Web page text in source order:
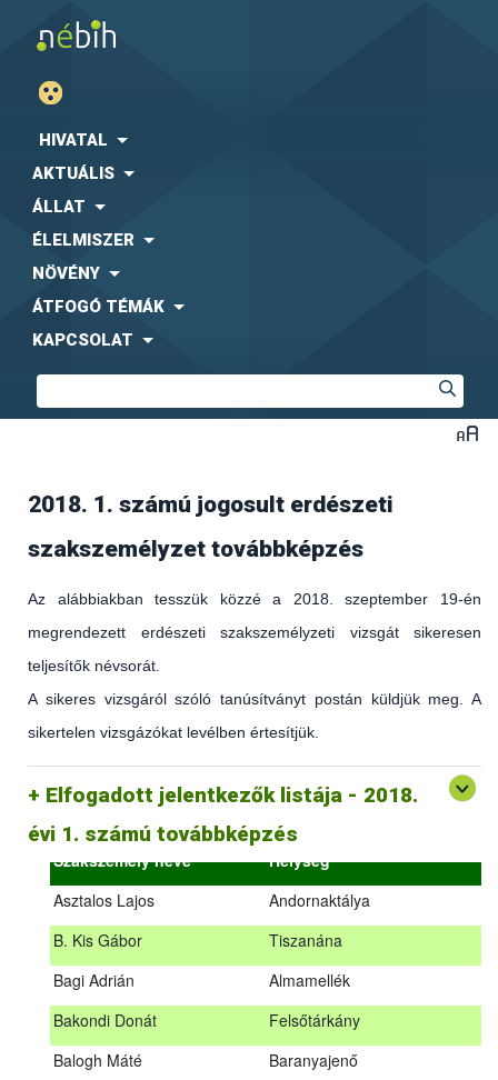
HIVATAL
AKTUÁLIS
ÁLLAT
ÉLELMISZER
NÖVÉNY
ÁTFOGÓ TÉMÁK
KAPCSOLAT
2018. 1. számú jogosult erdészeti
szakszemélyzet továbbképzés
Az alábbiakban tesszük közzé a 2018. szeptember 19-én
megrendezett erdészeti szakszemélyzeti vizsgát sikeresen
teljesítők névsorát.
A sikeres vizsgáról szóló tanúsítványt postán küldjük meg. A
sikertelen vizsgázókat levélben értesítjük.
Elfogadott jelentkezők listája - 2018.
évi 1. számú továbbképzés
(az erdőgazdálkodást és az erdészeti szakirányítást érintő
hatályos jogszabályokról és azok alkalmazásáról szóló
általános továbbképzés)
2018.09.18. – 2018.09.19.
Szakszemély neve
Helység
Asztalos Lajos
Andornaktálya
B. Kis Gábor
Tiszanána
Bagi Adrián
Almamellék
Bakondi Donát
Felsőtárkány
Balogh Máté
Baranyajenő
Az alábbiakban tesszük közzé a 2018. szeptember 19-én
megrendezett erdészeti szakszemélyzeti vizsgát sikeresen
teljesítők névsorát.
A sikeres vizsgáról szóló tanúsítványt postán küldjük meg. A